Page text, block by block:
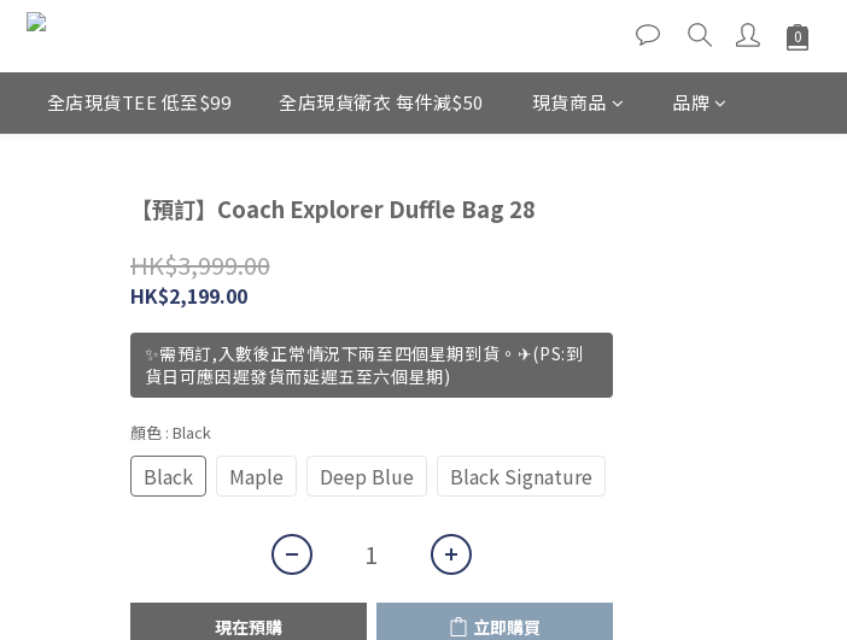
全店現貨TEE 低至$99 全店現貨衛衣 每件減$50 現貨商品 品牌
【預訂】Coach Explorer Duffle Bag 28
HK$3,999.00
HK$2,199.00
✨需預訂,入數後正常情況下兩至四個星期到貨。✈(PS:到
貨日可應因遲發貨而延遲五至六個星期)
顏色 : Black
Black Maple Deep Blue Black Signature
現在預購 立即購買